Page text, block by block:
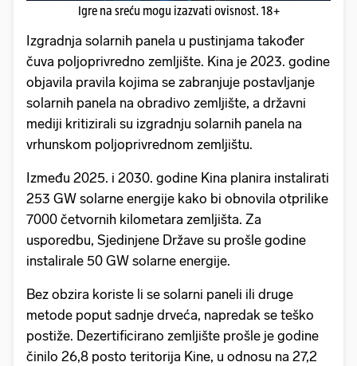
Igre na sreću mogu izazvati ovisnost. 18+
Izgradnja solarnih panela u pustinjama također
čuva poljoprivredno zemljište. Kina je 2023. godine
objavila pravila kojima se zabranjuje postavljanje
solarnih panela na obradivo zemljište, a državni
mediji kritizirali su izgradnju solarnih panela na
vrhunskom poljoprivrednom zemljištu.
Između 2025. i 2030. godine Kina planira instalirati
253 GW solarne energije kako bi obnovila otprilike
7000 četvornih kilometara zemljišta. Za
usporedbu, Sjedinjene Države su prošle godine
instalirale 50 GW solarne energije.
Bez obzira koriste li se solarni paneli ili druge
metode poput sadnje drveća, napredak se teško
postiže. Dezertificirano zemljište prošle je godine
činilo 26,8 posto teritorija Kine, u odnosu na 27,2